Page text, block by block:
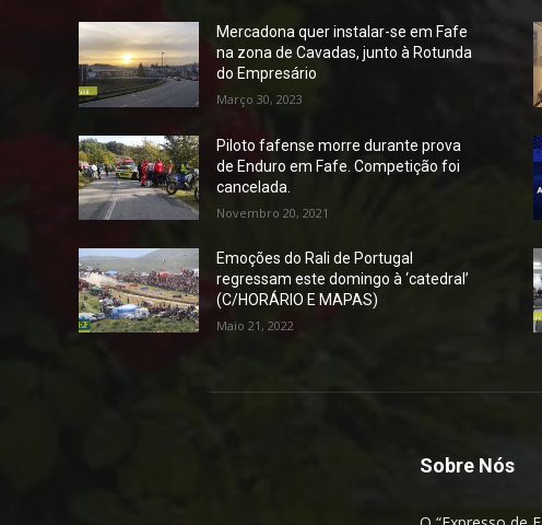
Mercadona quer instalar-se em Fafe
na zona de Cavadas, junto à Rotunda
do Empresário
Março 30, 2023
Piloto fafense morre durante prova
de Enduro em Fafe. Competição foi
cancelada.
Novembro 20, 2021
Emoções do Rali de Portugal
regressam este domingo à ‘catedral’
(C/HORÁRIO E MAPAS)
Maio 21, 2022
Sobre Nós